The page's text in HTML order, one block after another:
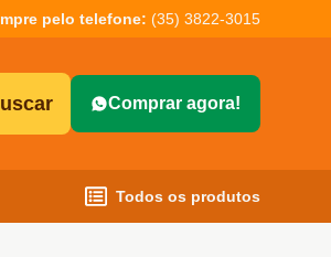
pelo telefone: (35) 3822-3015
Comprar agora!
Todos os produtos